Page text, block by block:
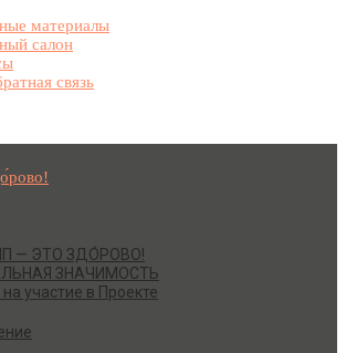
материалы
салон
связь
— ЭТО ЗДО́РОВО!
ЗНАЧИМОСТЬ
участие в Проекте